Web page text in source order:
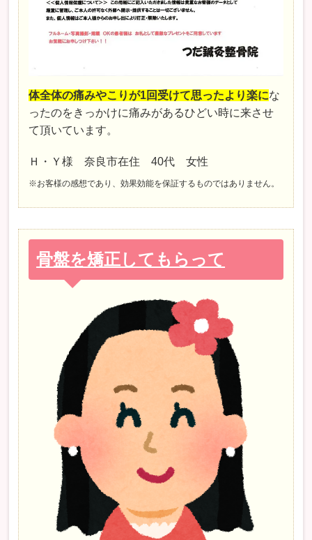
体全体の痛みやこりが1回受けて思ったより楽にな
ったのをきっかけに痛みがあるひどい時に来させ
て頂いています。
Ｈ・Ｙ様 奈良市在住 40代 女性
※お客様の感想であり、効果効能を保証するものではありません。
骨盤を矯正してもらって